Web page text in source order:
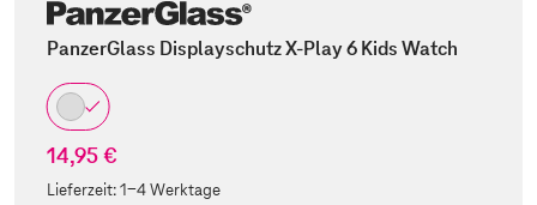
PanzerGlass Displayschutz X-Play 6 Kids Watch
14,95 €
Lieferzeit:1-4 Werktage